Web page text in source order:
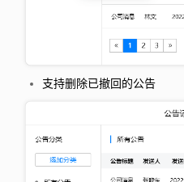
支持删除已撤回的公告